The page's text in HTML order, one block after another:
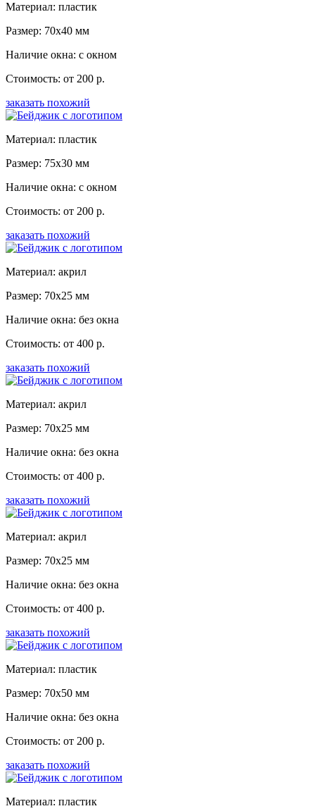
Материал: пластик
Размер: 70x40 мм
Наличие окна: с окном
Стоимость: от 200 р.
заказать похожий
Материал: пластик
Размер: 75x30 мм
Наличие окна: с окном
Стоимость: от 200 р.
заказать похожий
Материал: акрил
Размер: 70x25 мм
Наличие окна: без окна
Стоимость: от 400 р.
заказать похожий
Материал: акрил
Размер: 70x25 мм
Наличие окна: без окна
Стоимость: от 400 р.
заказать похожий
Материал: акрил
Размер: 70x25 мм
Наличие окна: без окна
Стоимость: от 400 р.
заказать похожий
Материал: пластик
Размер: 70x50 мм
Наличие окна: без окна
Стоимость: от 200 р.
заказать похожий
Материал: пластик